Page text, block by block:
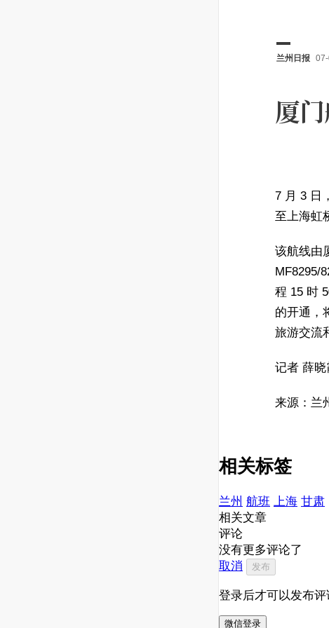
兰州日报
厦
7 月 3 日
至上海虹
该航线由
MF8295/
程 15 时
的开通，
旅游交流
记者 薛晓
来源：兰
相关标签
兰州 航班 上海 甘肃
相关文章
评论
没有更多评论了
取消
发布
登录后才可以发布评
微信登录